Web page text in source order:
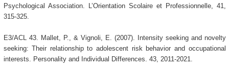
Psychological Association. L’Orientation Scolaire et Professionnelle, 41,
315-325.
E3/ACL 43. Mallet, P., & Vignoli, E. (2007). Intensity seeking and novelty
seeking: Their relationship to adolescent risk behavior and occupational
interests. Personality and Individual Differences. 43, 2011-2021.